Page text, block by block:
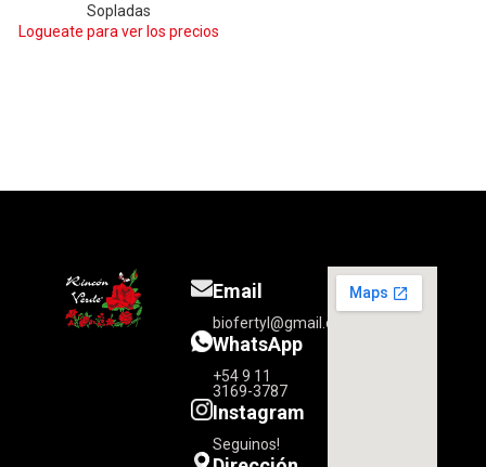
Sopladas
Logueate para ver los precios
Email
biofertyl@gmail.com
WhatsApp
+54 9 11
3169-3787
Instagram
Seguinos!